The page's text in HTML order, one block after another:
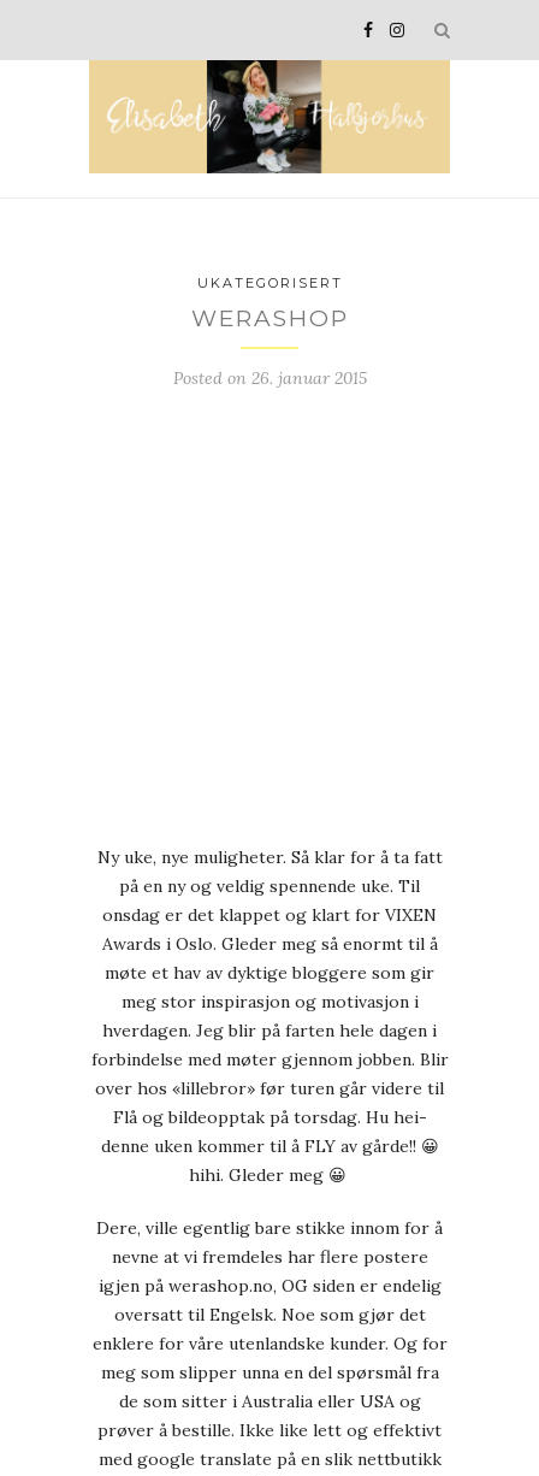
UKATEGORISERT
WERASHOP
Posted on 26. januar 2015
Ny uke, nye muligheter. Så klar for å ta fatt
på en ny og veldig spennende uke. Til
onsdag er det klappet og klart for VIXEN
Awards i Oslo. Gleder meg så enormt til å
møte et hav av dyktige bloggere som gir
meg stor inspirasjon og motivasjon i
hverdagen. Jeg blir på farten hele dagen i
forbindelse med møter gjennom jobben. Blir
over hos «lillebror» før turen går videre til
Flå og bildeopptak på torsdag. Hu hei-
denne uken kommer til å FLY av gårde!! 😀
hihi. Gleder meg 😀
Dere, ville egentlig bare stikke innom for å
nevne at vi fremdeles har flere postere
igjen på werashop.no, OG siden er endelig
oversatt til Engelsk. Noe som gjør det
enklere for våre utenlandske kunder. Og for
meg som slipper unna en del spørsmål fra
de som sitter i Australia eller USA og
prøver å bestille. Ikke like lett og effektivt
med google translate på en slik nettbutikk